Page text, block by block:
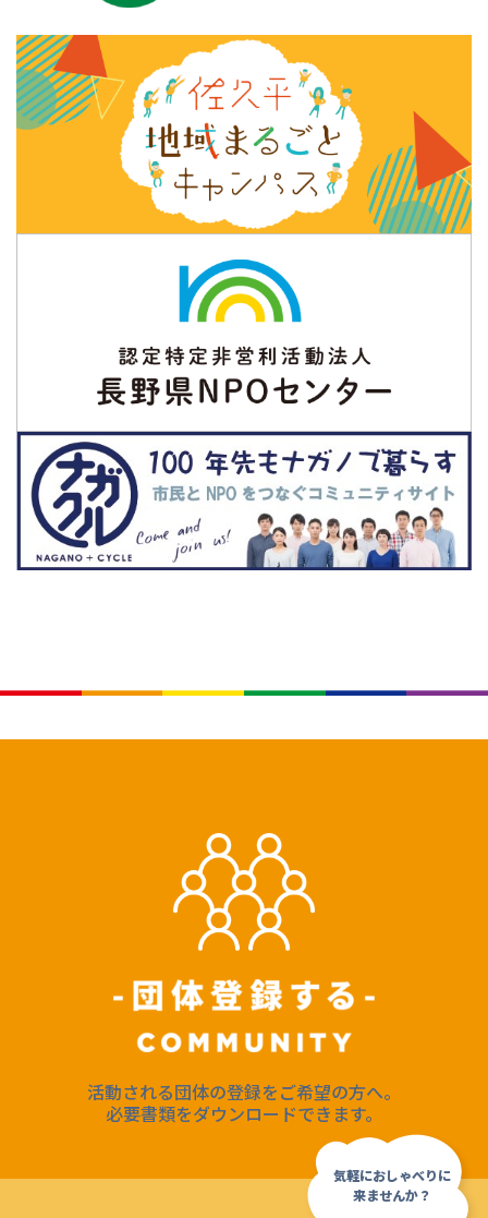
活動される団体の登録をご希望の方へ。
必要書類をダウンロードできます。